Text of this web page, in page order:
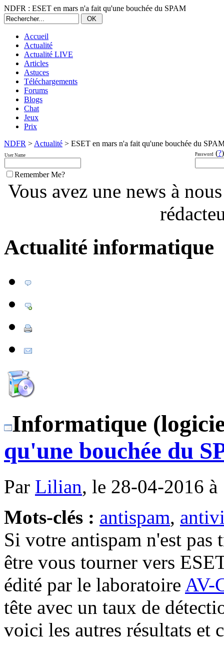
NDFR : ESET en mars n'a fait qu'une bouchée du SPAM
Accueil
Actualité
Actualité LIVE
Articles
Astuces
Téléchargements
Forums
Blogs
Chat
Jeux
Prix
NDFR > Actualité > ESET en mars n'a fait qu'une bouchée du
User Name Password (?)
Remember Me?
Vous avez une news à
Actualité informatique
Informatique
qu'une bouchée du
Par Lilian, le 28-04-2016 à
Mots-clés : antispam,
Si votre antispam n'est pas
être vous tourner vers
édité par le laboratoire AV-
tête avec un taux de
voici les autres résultats et